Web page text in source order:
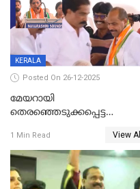
KERALA
Posted On 26-12-2025
മേയറായി
തെരഞ്ഞെടുക്കപ്പെട്ട
ആദ്യ വോട്ട് അസാധു; കണ്ണൂർ
ഡെപ്യൂട്ടി മേയർ സ്ഥാനത്ത്
താഹിറിന് വിജയം
1 Min Read View All